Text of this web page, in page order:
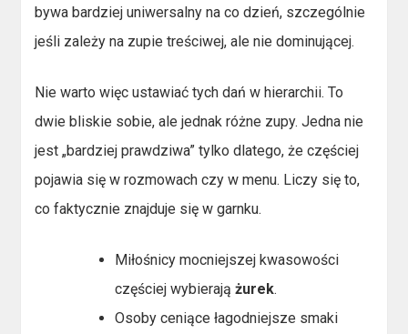
bywa bardziej uniwersalny na co dzień, szczególnie
jeśli zależy na zupie treściwej, ale nie dominującej.
Nie warto więc ustawiać tych dań w hierarchii. To
dwie bliskie sobie, ale jednak różne zupy. Jedna nie
jest „bardziej prawdziwa” tylko dlatego, że częściej
pojawia się w rozmowach czy w menu. Liczy się to,
co faktycznie znajduje się w garnku.
Miłośnicy mocniejszej kwasowości
częściej wybierajążurek.
Osoby ceniące łagodniejsze smaki